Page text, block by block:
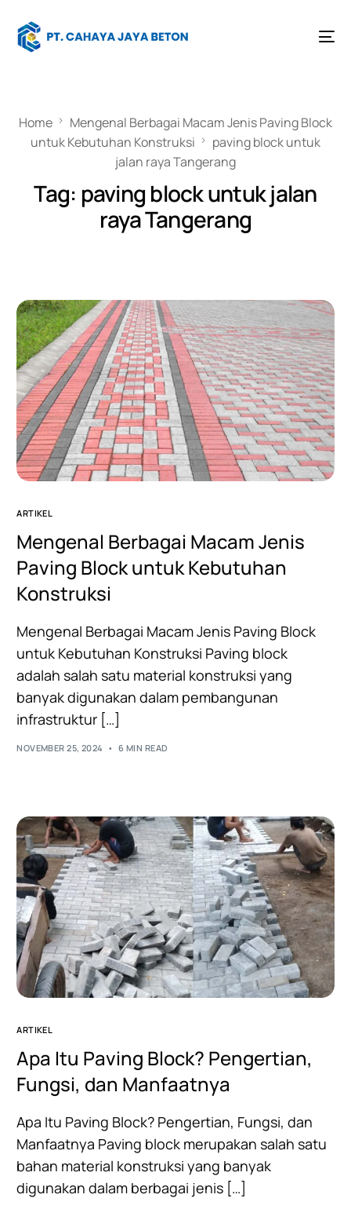
Home
Mengenal Berbagai Macam Jenis Paving Block
untuk Kebutuhan Konstruksi
paving block untuk
jalan raya Tangerang
Tag: paving block untuk jalan
raya Tangerang
ARTIKEL
Mengenal Berbagai Macam Jenis
Paving Block untuk Kebutuhan
Konstruksi
Mengenal Berbagai Macam Jenis Paving Block
untuk Kebutuhan Konstruksi Paving block
adalah salah satu material konstruksi yang
banyak digunakan dalam pembangunan
infrastruktur […]
NOVEMBER 25, 2024 6 MIN READ
ARTIKEL
Apa Itu Paving Block? Pengertian,
Fungsi, dan Manfaatnya
Apa Itu Paving Block? Pengertian, Fungsi, dan
Manfaatnya Paving block merupakan salah satu
bahan material konstruksi yang banyak
digunakan dalam berbagai jenis […]